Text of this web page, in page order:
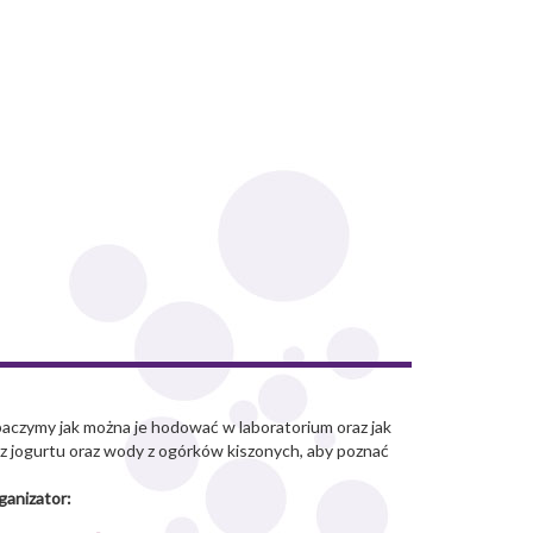
jak można je hodować w laboratorium oraz jak
jogurtu oraz wody z ogórków kiszonych, aby poznać